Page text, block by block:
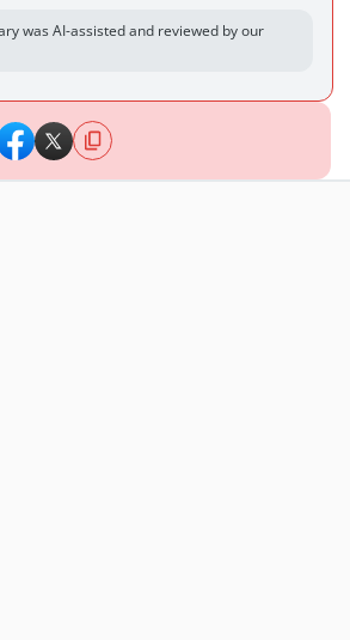
was AI-assisted and reviewed by our